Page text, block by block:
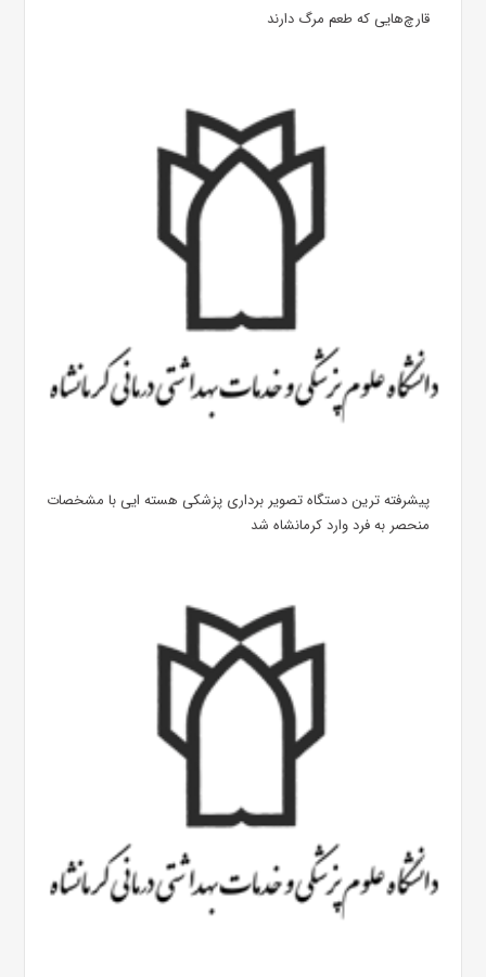
قارچ‌هایی که طعم مرگ دارند
پیشرفته ترین دستگاه تصویر برداری پزشکی هسته ایی با مشخصات
منحصر به فرد وارد کرمانشاه شد